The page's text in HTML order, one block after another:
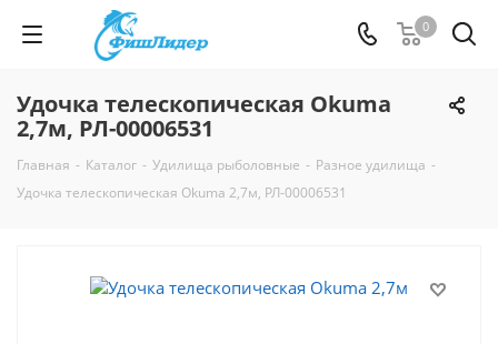
0
Удочка телескопическая Okuma
2,7м, РЛ-00006531
Главная - Каталог - Удилища рыболовные - Разное удилища -
Удочка телескопическая Okuma 2,7м, РЛ-00006531